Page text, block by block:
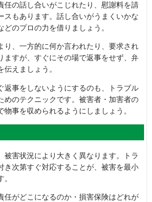
任の話し合いがこじれたり、慰謝料を請
スもあります。話し合いがうまくいかな
どのプロの力を借りましょう。
り、一方的に何か言われたり、要求され
ますが、すぐにその場で返事をせず、弁
えましょう。
返事をしないようにするのも、トラブル
めのテクニックです。被害者・加害者の
物事を収められるようにしましょう。
被害状況により大きく異なります。トラ
き次第すぐ対応することが、被害を最小
任がどこになるのか・損害保険はどれが